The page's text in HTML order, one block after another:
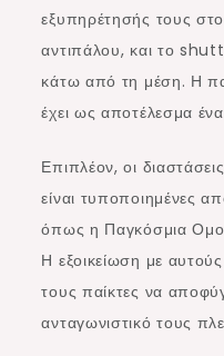
εξυπηρέτησής τους
αντιπάλου, και το
κάτω από τη μέση. Η
έχει ως αποτέλεσμα
Επιπλέον, οι
είναι τυποποιημένες
όπως η Παγκόσμια
Η εξοικείωση με
τους παίκτες να
ανταγωνιστικό τους